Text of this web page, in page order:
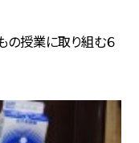
の授業に取り組む６